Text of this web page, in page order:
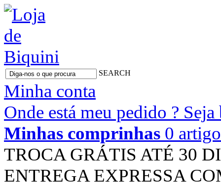
SEARCH
Minha conta
Onde está meu pedido ?
Minhas comprinhas 0
TROCA GRÁTIS ATÉ 30
ENTREGA EXPRESSA